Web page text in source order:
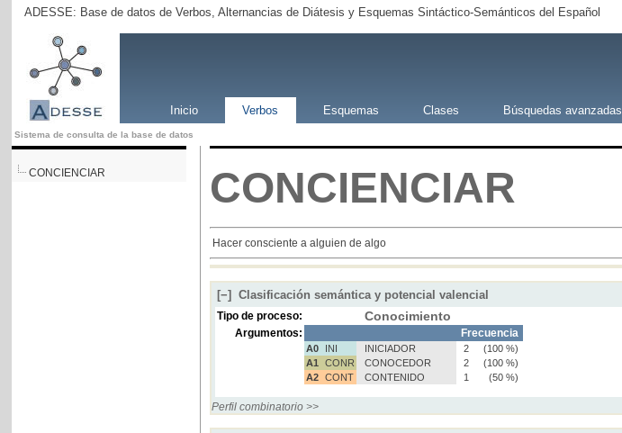
ADESSE: Base de datos de Verbos, Alternancias de Diátesis y Esquemas Sintáctico-Semánticos del Español
Inicio Verbos Esquemas Clases Búsquedas avanzadas
Sistema de consulta de la base de datos
CONCIENCIAR CONCIENCIAR
Hacer consciente a alguien de algo
[−] Clasificación semántica y potencial valencial
Tipo de proceso: Conocimiento
Argumentos: Frecuencia
A0 INI INICIADOR 2
(100 %)
A1
CONR CONOCEDOR 2
(100 %)
A2 CONT CONTENIDO 1 (50 %)
Perfil combinatorio >>